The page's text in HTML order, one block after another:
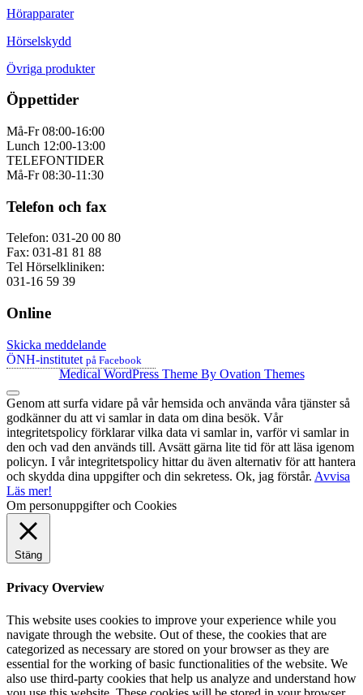
Hörapparater
Hörselskydd
Övriga produkter
Öppettider
Må-Fr 08:00-16:00
Lunch 12:00-13:00
TELEFONTIDER
Må-Fr 08:30-11:30
Telefon och fax
Telefon: 031-20 00 80
Fax: 031-81 81 88
Tel Hörselkliniken:
031-16 59 39
Online
Skicka meddelande
ÖNH-institutet på Facebook
Medical WordPress ThemeBy Ovation Themes
Genom att surfa vidare på vår hemsida och använda våra tjänster så
godkänner du att vi samlar in data om dina besök. Vår
integritetspolicy förklarar vilka data vi samlar in, varför vi samlar in
den och vad den används till. Avsätt gärna lite tid för att läsa igenom
policyn. I vår integritetspolicy hittar du även alternativ för att hantera
och skydda dina uppgifter och din sekretess. Ok, jag förstår. Avvisa
Läs mer!
Om personuppgifter och Cookies
Stäng
Privacy Overview
This website uses cookies to improve your experience while you
navigate through the website. Out of these, the cookies that are
categorized as necessary are stored on your browser as they are
essential for the working of basic functionalities of the website. We
also use third-party cookies that help us analyze and understand how